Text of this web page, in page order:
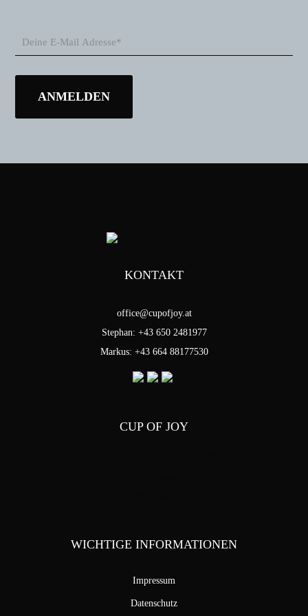
KONTAKT
office@cupofjoy.at
Stephan: +43 650 2481977
Markus: +43 664 88177530
CUP OF JOY
WICHTIGE INFORMATIONEN
Impressum
Datenschutz